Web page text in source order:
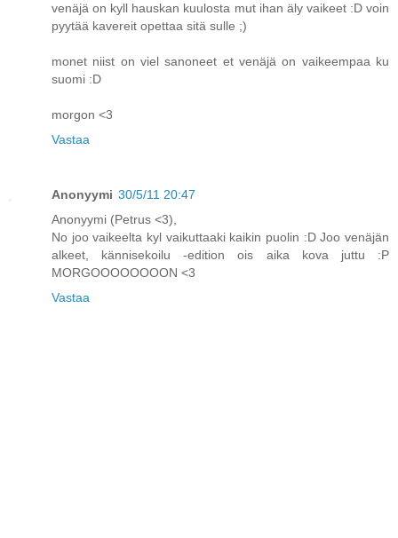
venäjä on kyll hauskan kuulosta mut ihan äly vaikeet :D voin
pyytää kavereit opettaa sitä sulle ;)
monet niist on viel sanoneet et venäjä on vaikeempaa ku
suomi :D
morgon <3
Vastaa
Anonyymi 30/5/11 20:47
Anonyymi (Petrus <3),
No joo vaikeelta kyl vaikuttaaki kaikin puolin :D Joo venäjän
alkeet, kännisekoilu -edition ois aika kova juttu :P
MORGOOOOOOOON <3
Vastaa